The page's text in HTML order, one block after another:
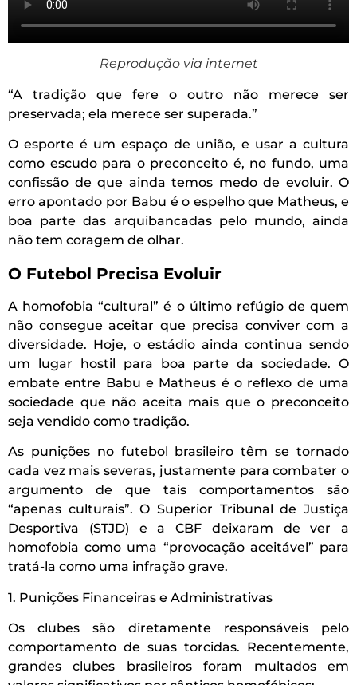
Reprodução via internet
“A tradição que fere o outro não merece ser
preservada; ela merece ser superada.”
O esporte é um espaço de união, e usar a cultura
como escudo para o preconceito é, no fundo, uma
confissão de que ainda temos medo de evoluir. O
erro apontado por Babu é o espelho que Matheus, e
boa parte das arquibancadas pelo mundo, ainda
não tem coragem de olhar.
O Futebol Precisa Evoluir
A homofobia “cultural” é o último refúgio de quem
não consegue aceitar que precisa conviver com a
diversidade. Hoje, o estádio ainda continua sendo
um lugar hostil para boa parte da sociedade. O
embate entre Babu e Matheus é o reflexo de uma
sociedade que não aceita mais que o preconceito
seja vendido como tradição.
As punições no futebol brasileiro têm se tornado
cada vez mais severas, justamente para combater o
argumento de que tais comportamentos são
“apenas culturais”. O Superior Tribunal de Justiça
Desportiva (STJD) e a CBF deixaram de ver a
homofobia como uma “provocação aceitável” para
tratá-la como uma infração grave.
1. Punições Financeiras e Administrativas
Os clubes são diretamente responsáveis pelo
comportamento de suas torcidas. Recentemente,
grandes clubes brasileiros foram multados em